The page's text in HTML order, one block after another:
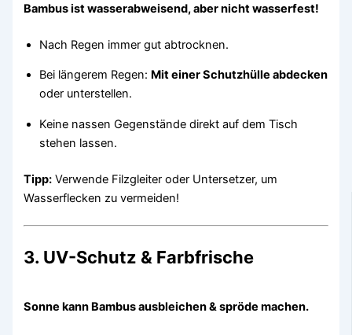
Bambus ist wasserabweisend, aber nicht wasserfest!
Nach Regen immer gut abtrocknen.
Bei längerem Regen: Mit einer Schutzhülle abdecken
oder unterstellen.
Keine nassen Gegenstände direkt auf dem Tisch
stehen lassen.
Tipp: Verwende Filzgleiter oder Untersetzer, um
Wasserflecken zu vermeiden!
3. UV-Schutz & Farbfrische
Sonne kann Bambus ausbleichen & spröde machen.